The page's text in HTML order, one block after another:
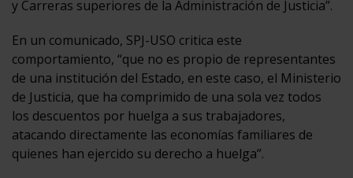
y Carreras superiores de la Administración de Justicia”.
En un comunicado, SPJ-USO critica este
comportamiento, “que no es propio de representantes
de una institución del Estado, en este caso, el Ministerio
de Justicia, que ha comprimido de una sola vez todos
los descuentos por huelga a sus trabajadores,
atacando directamente las economías familiares de
quienes han ejercido su derecho a huelga”.